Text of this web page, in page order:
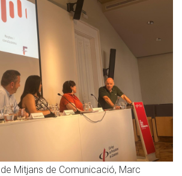
Mitjans de Comunicació, Marc